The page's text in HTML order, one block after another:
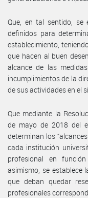
Que, en tal sentido, se
definidos para
establecimiento,
que hacen al buen
alcance de las
incumplimientos de la
de sus actividades en el
Que mediante la
de mayo de 2018 del
determinan los
cada institución
profesional en
asimismo, se establece
que deban quedar
profesionales